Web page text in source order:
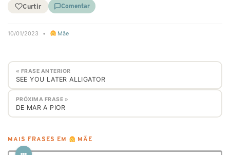
Curtir Comentar
10/01/2023 • Mãe
« FRASE ANTERIOR
SEE YOU LATER ALLIGATOR
PRÓXIMA FRASE »
DE MAR A PIOR
MAIS FRASES EM MÃE